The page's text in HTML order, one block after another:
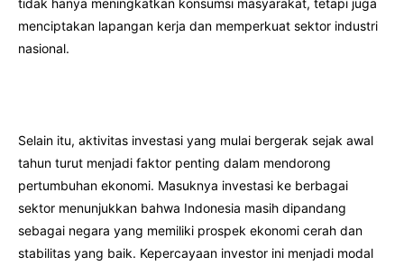
menciptakan lapangan kerja dan memperkuat sektor industri
nasional.
Selain itu, aktivitas investasi yang mulai bergerak sejak awal
tahun turut menjadi faktor penting dalam mendorong
pertumbuhan ekonomi. Masuknya investasi ke berbagai
sektor menunjukkan bahwa Indonesia masih dipandang
sebagai negara yang memiliki prospek ekonomi cerah dan
stabilitas yang baik. Kepercayaan investor ini menjadi modal